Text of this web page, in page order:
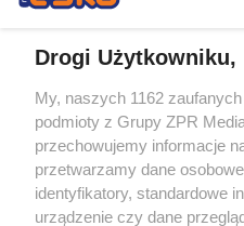
Żaden utwór zamieszczony w
rozpowszechniany lub dalej
tym także elektroniczny lub
eksploatacji w jakiejkolwiek formie,
Internecie bez pisemnej zgody
wykorzystanie utworów w całości
tzn. bez właściwej zgody, jest
Drogi Użytkowniku,
My, naszych 1162
podmioty z Grupy ZPR
przechowujemy informacje
przetwarzamy dane
identyfikatory, standardowe
urządzenie czy dane